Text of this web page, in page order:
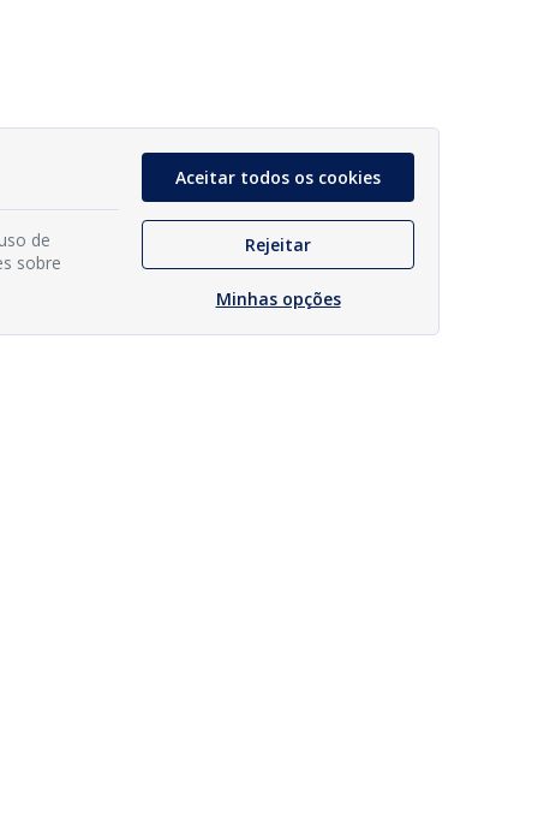
de
sobre
Aceitar todos os cookies
Rejeitar
Minhas opções